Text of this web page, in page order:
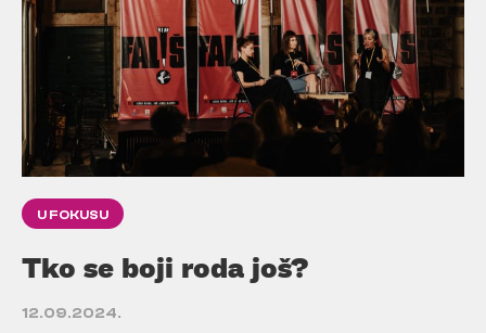
U FOKUSU
Tko se boji roda još?
12.09.2024.